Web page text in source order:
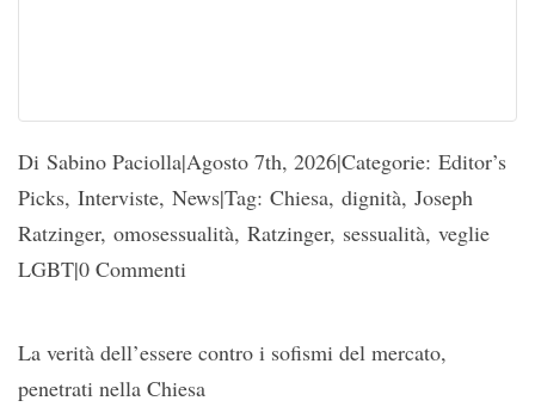
Di Sabino Paciolla|Agosto 7th, 2026|Categorie: Editor’s
Picks, Interviste, News|Tag: Chiesa, dignità, Joseph
Ratzinger, omosessualità, Ratzinger, sessualità, veglie
LGBT|0 Commenti
La verità dell’essere contro i sofismi del mercato,
penetrati nella Chiesa